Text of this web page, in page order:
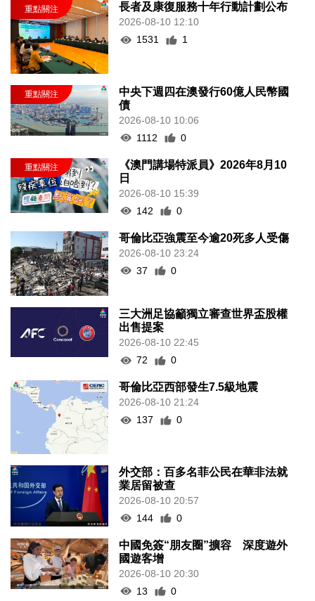
長者及康復服務十年行動計劃公布
2026-08-10 12:10
1531
1
中央下週四在澳發行60億人民幣國
債
2026-08-10 10:06
1112
0
《澳門講場特派員》2026年8月10
日
2026-08-10 15:39
142
0
哥倫比亞強震至今逾20死多人受傷
2026-08-10 23:24
37
0
三大洲足協籲獨立審查世界盃股權
出售提案
2026-08-10 22:45
72
0
哥倫比亞西部發生7.5級地震
2026-08-10 21:24
137
0
外交部：百多名菲公民在華非法就
業居留被查
2026-08-10 20:57
144
0
中國免簽“朋友圈”擴容 深度遊外
國遊客增
2026-08-10 20:30
13
0